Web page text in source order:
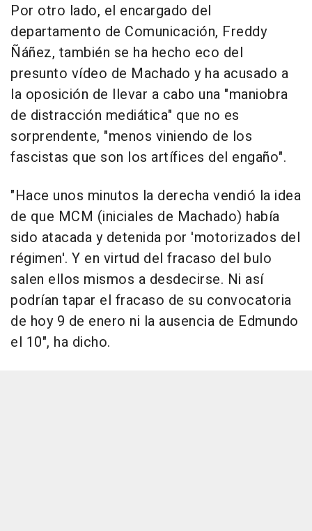
Por otro lado, el encargado del
departamento de Comunicación, Freddy
Ñáñez, también se ha hecho eco del
presunto vídeo de Machado y ha acusado a
la oposición de llevar a cabo una "maniobra
de distracción mediática" que no es
sorprendente, "menos viniendo de los
fascistas que son los artífices del engaño".
"Hace unos minutos la derecha vendió la idea
de que MCM (iniciales de Machado) había
sido atacada y detenida por 'motorizados del
régimen'. Y en virtud del fracaso del bulo
salen ellos mismos a desdecirse. Ni así
podrían tapar el fracaso de su convocatoria
de hoy 9 de enero ni la ausencia de Edmundo
el 10", ha dicho.